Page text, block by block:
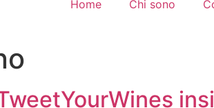
Home Chi sono